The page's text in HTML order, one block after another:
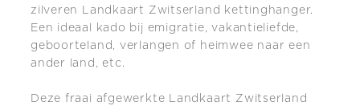
zilveren Landkaart Zwitserland kettinghanger.
Een ideaal kado bij emigratie, vakantieliefde,
geboorteland, verlangen of heimwee naar een
ander land, etc.
Deze fraai afgewerkte Landkaart Zwitserland